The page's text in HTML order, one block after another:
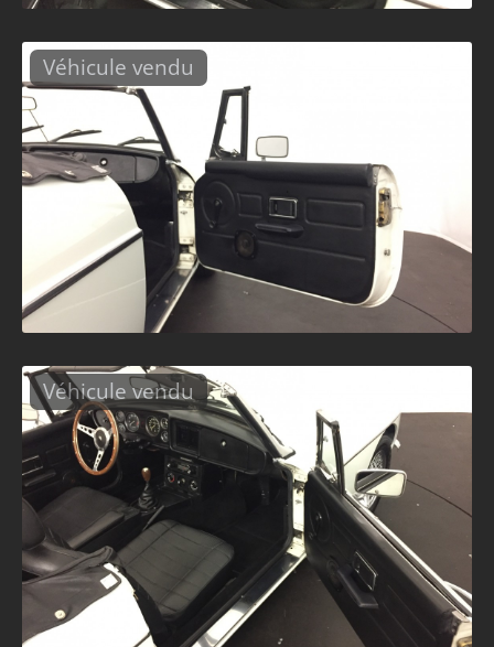
Véhicule vendu
Véhicule vendu